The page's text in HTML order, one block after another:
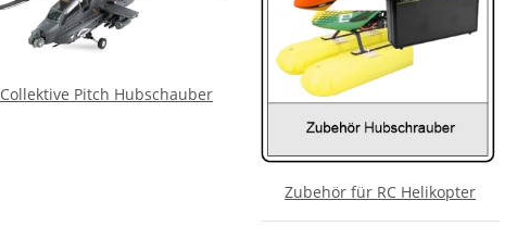
Collektive Pitch Hubschauber
Zubehör für RC Helikopter